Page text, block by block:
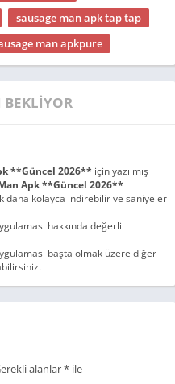
sausage man apk tap tap
man apkpure
**Güncel 2026** için yazılmış
Apk **Güncel 2026**
daha kolayca indirebilir ve saniyeler
hakkında değerli
başta olmak üzere diğer
alanlar* ile